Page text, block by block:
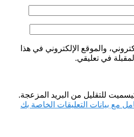
والموقع الإلكتروني في هذا
في تعليقي.
للتقليل من البريد المزعجة.
مع بيانات التعليقات الخاصة بك